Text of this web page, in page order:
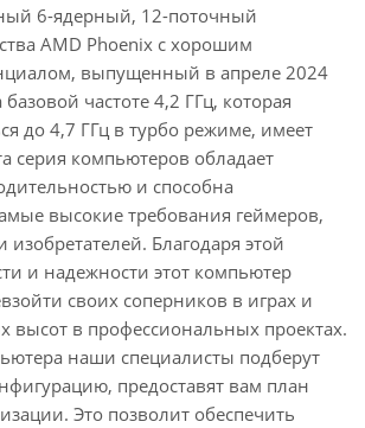
6-ядерный, 12-поточный
AMD Phoenix с хорошим
выпущенный в апреле 2024
базовой частоте 4,2 ГГц, которая
до 4,7 ГГц в турбо режиме, имеет
серия компьютеров обладает
и способна
высокие требования геймеров,
изобретателей. Благодаря этой
и надежности этот компьютер
своих соперников в играх и
высот в профессиональных проектах.
наши специалисты подберут
предоставят вам план
Это позволит обеспечить